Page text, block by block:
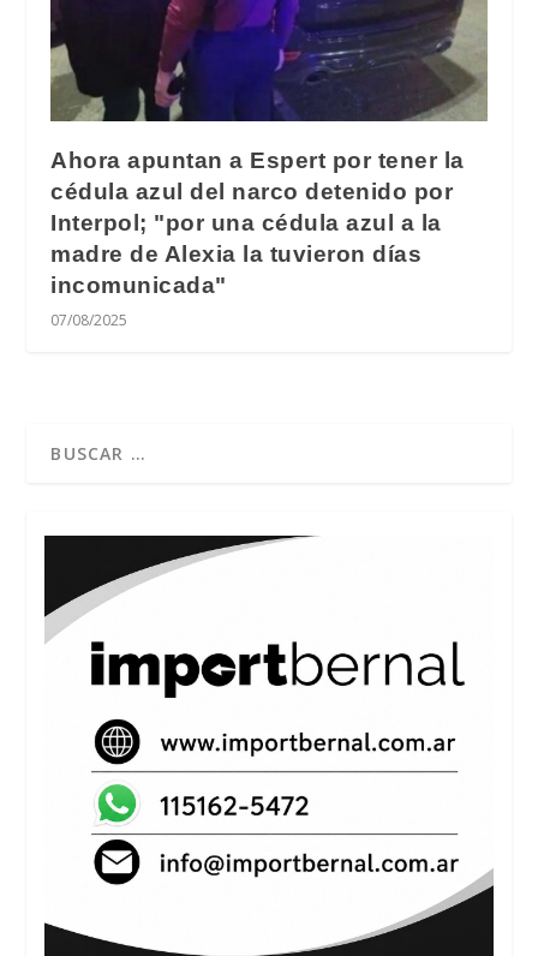
Ahora apuntan a Espert por tener la
cédula azul del narco detenido por
Interpol; "por una cédula azul a la
madre de Alexia la tuvieron días
incomunicada"
07/08/2025